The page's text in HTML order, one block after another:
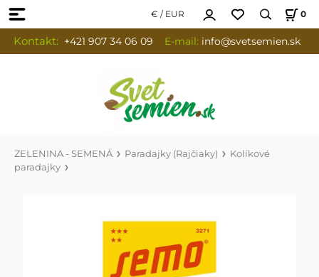
€ / EUR 0
Kontakt:+421 907 34 06 09 E-mail: info@svetsemien.sk
ZELENINA - SEMENÁ Paradajky (Rajčiaky)
Kolíkové
paradajky